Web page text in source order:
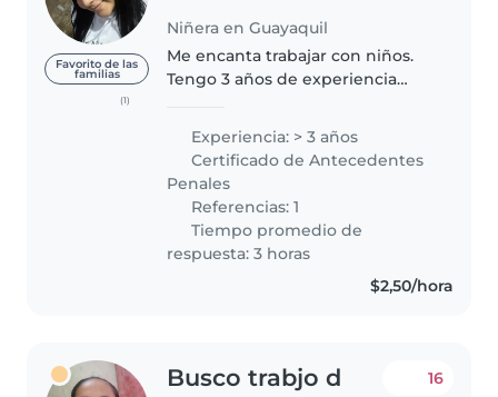
Favorito de las
familias
(1)
Niñera en Guayaquil
Me encanta trabajar con niños.
Tengo 3 años de experiencia
También tengo experiencia con
niñ@s ¡Estoy deseando cuidar de
tus..
Experiencia: > 3 años
Certificado de Antecedentes
Penales
Referencias: 1
Tiempo promedio de
respuesta: 3 horas
$2,50/hora
Busco trabjo d
16